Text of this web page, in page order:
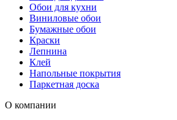
Обои для кухни
Виниловые обои
Бумажные обои
Краски
Лепнина
Клей
Напольные покрытия
Паркетная доска
О компании